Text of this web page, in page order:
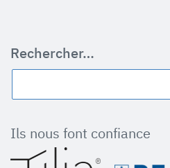
Rechercher…
Ils nous font confiance